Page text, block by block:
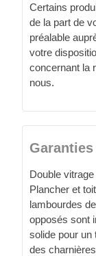
Certains
de la part de
préalable
votre
concernant la
nous.
Garanties
Double
Plancher et
lambourdes
opposés sont
solide pour
des